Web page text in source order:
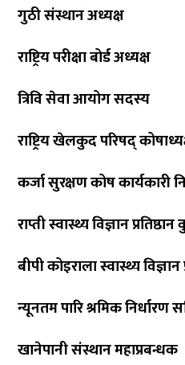
गुठी संस्थान अध्यक्ष
राष्ट्रिय परीक्षा बोर्ड अध्यक्ष
त्रिवि सेवा आयोग सदस्य
राष्ट्रिय खेलकुद परिषद्
कर्जा सुरक्षण कोष कार्यकारी
राप्ती स्वास्थ्य विज्ञान
बीपी कोइराला स्वास्थ्य विज्ञान
न्यूनतम पारि श्रमिक निर्धारण
खानेपानी संस्थान महाप्रबन्धक